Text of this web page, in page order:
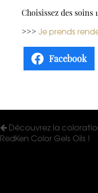
Choisissez des soins
>>> Je prends
Facebook
Découvrez la
RedKen Color Gels Oils !